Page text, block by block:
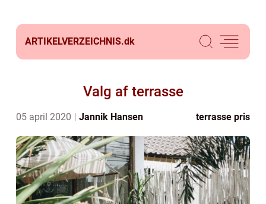
ARTIKELVERZEICHNIS.dk
Valg af terrasse
05 april 2020 Jannik Hansen terrasse pris